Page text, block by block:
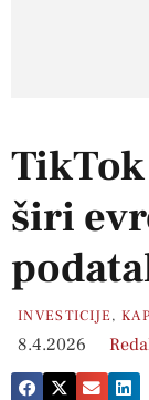
širi
INVESTICIJE,
8.4.2026